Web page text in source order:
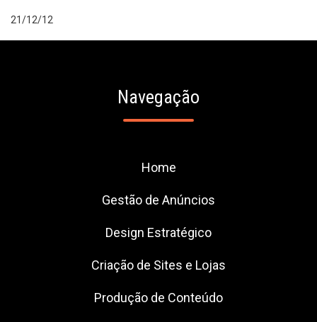
21/12/12
Navegação
Home
Gestão de Anúncios
Design Estratégico
Criação de Sites e Lojas
Produção de Conteúdo